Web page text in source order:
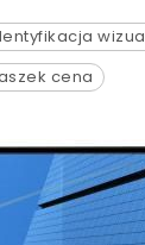
cena